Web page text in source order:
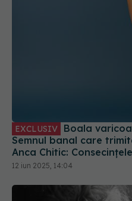
EXCLUSIV
Semnul banal care
Anca Chitic:
12 iun 2025, 14:04